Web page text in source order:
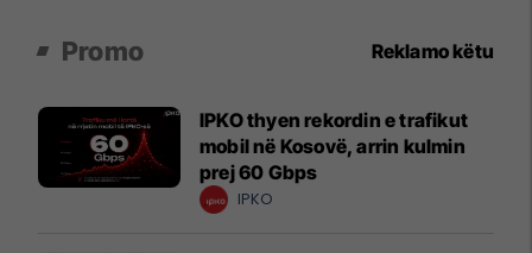
Promo Reklamo këtu
IPKO thyen rekordin e trafikut
mobil në Kosovë, arrin kulmin
prej 60 Gbps
IPKO